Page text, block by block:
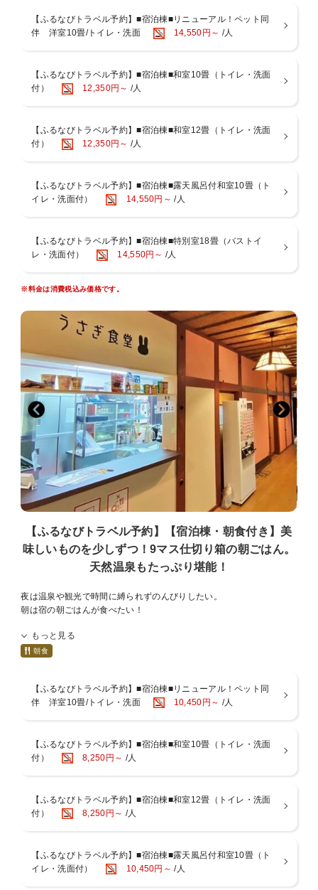
■ご夕食／時間：17:30、18:00、18:30、19:00スタート（選択制） 場
日本海で水揚げされた新鮮な魚介類や「越前大野荒島ポーク」、
地元美山近郊で栽培されている野菜、福井県産コシヒカリなど、
（メニュー例）
造り：本日のお勧め鮮魚3種
肉物：荒島ポークロースト
強肴：春ロールキャベツのトマト風味オーブン焼き
■ご朝食／時間：7:30or8:00スタート 場所：レストランor2F大広間
温泉玉子 旨出し 振り柚子/永平寺胡麻豆腐 田楽味噌掛け/ポテトサラダ
烏賊刺身 大葉 おろし生姜/旬菜と湯葉のお浸し/蒸し鶏と野菜の胡麻ソ
佃煮/漬物/焼き魚 あしらい2種/福井産コシヒカリ/味噌汁
※メニューは季節や仕入れにより内容が変わります。
※別途料金で追加料理も承ります。詳細はHPをご覧ください。
【温泉】
地下約1000mから湧出し、豊富な湯量の天然温泉。
前面ガラス張りの大浴場の向こうには、緑あふれる自然が広がり、心
身ともにリラックスできます。
入浴時間：15〜23時／6〜9時
■全室温水洗浄便座付トイレ、洗面完備
■アメニティ：フェイスタオル、バスタオル、歯みがきセットはお部
屋にご用意。
それ以外のものは、フロント横で必要に応じてご提供しております。
【ふるなびトラベル予約】■宿泊棟■リニューアル！ペット同
伴 洋室10畳/トイレ・洗面
14,550円～ /人
【ふるなびトラベル予約】■宿泊棟■和室10畳（トイレ・洗面
付）
12,350円～ /人
【ふるなびトラベル予約】■宿泊棟■和室12畳（トイレ・洗面
付）
12,350円～ /人
【ふるなびトラベル予約】■宿泊棟■露天風呂付和室10畳（ト
イレ・洗面付）
14,550円～ /人
【ふるなびトラベル予約】■宿泊棟■特別室18畳（バストイ
レ・洗面付）
14,550円～ /人
※料金は消費税込み価格です。
【ふるなびトラベル予約】【宿泊棟・朝食付き】美
味しいものを少しずつ！9マス仕切り箱の朝ごはん。
天然温泉もたっぷり堪能！
夜は温泉や観光で時間に縛られずのんびりしたい。
朝は宿の朝ごはんが食べたい！
館内の「うさぎ食堂」では、アルコールメニューはもちろん、
キッズスペース、マッサージチェア、漫画コーナーもあり、
お子様連れにも嬉しいコーナーです。
平 日：11:00〜15:00（14:00L.O）
夜の部 営業なし
いろんなおかずを少しずつ、9マス仕切り箱に入れてお出ししていま
す。
もっと見る
朝食
【ふるなびトラベル予約】■宿泊棟■リニューアル！ペット同
伴 洋室10畳/トイレ・洗面
10,450円～ /人
【ふるなびトラベル予約】■宿泊棟■和室10畳（トイレ・洗面
付）
8,250円～ /人
【ふるなびトラベル予約】■宿泊棟■和室12畳（トイレ・洗面
付）
8,250円～ /人
【ふるなびトラベル予約】■宿泊棟■露天風呂付和室10畳（ト
イレ・洗面付）
10,450円～ /人